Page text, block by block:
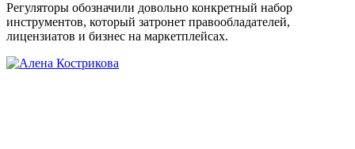
Регуляторы обозначили довольно конкретный набор
инструментов, который затронет правообладателей,
лицензиатов и бизнес на маркетплейсах.